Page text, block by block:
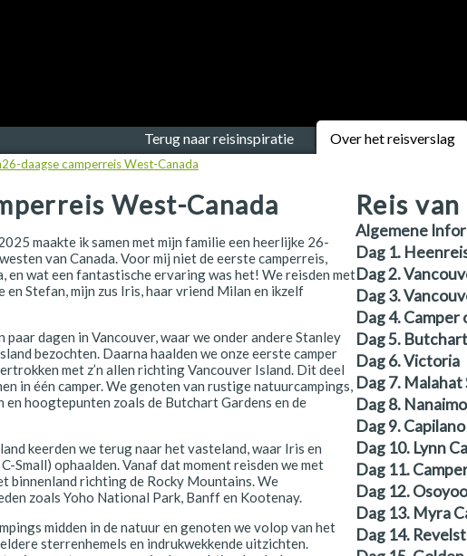
Terug naar reisinspiratie Over het reisverslag
26-daagse camperreis West-Canada
West-Canada
maakte ik samen met mijn familie een heerlijke 26-
van Canada. Voor mij niet de eerste camperreis,
en wat een fantastische ervaring was het! We reisden met
en Stefan, mijn zus Iris, haar vriend Milan en ikzelf
paar dagen in Vancouver, waar we onder andere Stanley
bezochten. Daarna haalden we onze eerste camper
met z’n allen richting Vancouver Island. Dit deel
in één camper. We genoten van rustige natuurcampings,
en hoogtepunten zoals de Butchart Gardens en de
keerden we terug naar het vasteland, waar Iris en
Small) ophaalden. Vanaf dat moment reisden we met
binnenland richting de Rocky Mountains. We
zoals Yoho National Park, Banff en Kootenay.
midden in de natuur en genoten we volop van het
sterrenhemels en indrukwekkende uitzichten.
Reis
Algemene
Dag 1.
Dag 2.
Dag 3.
Dag 4. Camper
Dag 5.
Dag 6. Victoria
Dag 7. Malahat
Dag 8. Nanaimo
Dag 9.
Dag 10. Lynn
Dag 11.
Dag 12.
Dag 13. Myra
Dag 14.